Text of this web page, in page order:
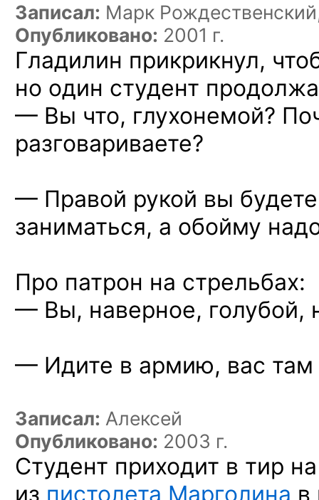
Записал: Марк
Опубликовано: 2001 г.
Гладилин прикрикнул,
но один студент
— Вы что, глухонемой?
разговариваете?
— Правой рукой вы
заниматься, а обойму
Про патрон на стрельбах:
— Вы, наверное, голубой,
— Идите в армию, вас
Записал: Алексей
Опубликовано: 2003 г.
Студент приходит в тир
из пистолета Марголина в